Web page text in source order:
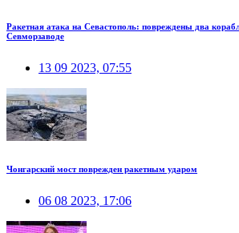
Ракетная атака на Севастополь: повреждены два
Севморзаводе
13 09 2023, 07:55
Чонгарский мост поврежден ракетным ударом
06 08 2023, 17:06